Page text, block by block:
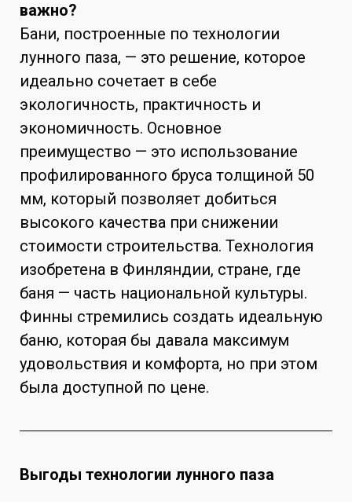
важно?
Бани, построенные по технологии
лунного паза, — это решение, которое
идеально сочетает в себе
экологичность, практичность и
экономичность. Основное
преимущество — это использование
профилированного бруса толщиной 50
мм, который позволяет добиться
высокого качества при снижении
стоимости строительства. Технология
изобретена в Финляндии, стране, где
баня — часть национальной культуры.
Финны стремились создать идеальную
баню, которая бы давала максимум
удовольствия и комфорта, но при этом
была доступной по цене.
Выгоды технологии лунного паза